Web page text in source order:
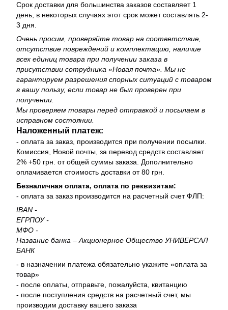
Срок доставки для большинства заказов составляет 1
день, в некоторых случаях этот срок может составлять 2-
3 дня.
Очень просим, ​​проверяйте товар на соответствие,
отсутствие повреждений и комплектацию, наличие
всех единиц товара при получении заказа в
присутствии сотрудника «Новая почта». Мы не
гарантируем разрешения спорных ситуаций с товаром
в вашу пользу, если товар не был проверен при
получении.
Мы проверяем товары перед отправкой и посылаем в
исправном состоянии.
Наложенный платеж:
- оплата за заказ, производится при получении посылки.
Комиссия, Новой почты, за перевод средств составляет
2% +50 грн. от общей суммы заказа. Дополнительно
оплачивается стоимость доставки от 80 грн.
Безналичная оплата, оплата по реквизитам:
- оплата за заказ производится на расчетный счет ФЛП:
IBAN -
ЕГРПОУ -
МФО -
Название банка – Акционерное Общество УНИВЕРСАЛ
БАНК
- в назначении платежа обязательно укажите «оплата за
товар»
- после оплаты, отправьте, пожалуйста, квитанцию
- после поступления средств на расчетный счет, мы
производим доставку вашего заказа